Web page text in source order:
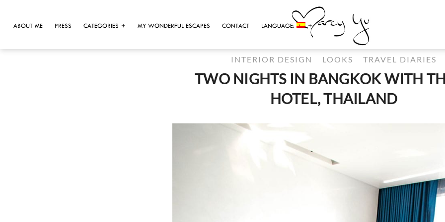
ABOUT ME PRESS CATEGORIES MY WONDERFUL ESCAPES CONTACT LANGUAGE:
INTERIOR DESIGN LOOKS TRAVEL DIARIES
TWO NIGHTS IN BANGKOK WITH
HOTEL, THAILAND